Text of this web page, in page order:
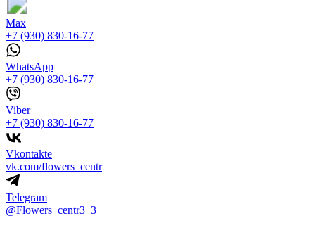
Max
+7 (930) 830-16-77
WhatsApp
+7 (930) 830-16-77
Viber
+7 (930) 830-16-77
Vkontakte
vk.com/flowers_centr
Telegram
@Flowers_centr3_3